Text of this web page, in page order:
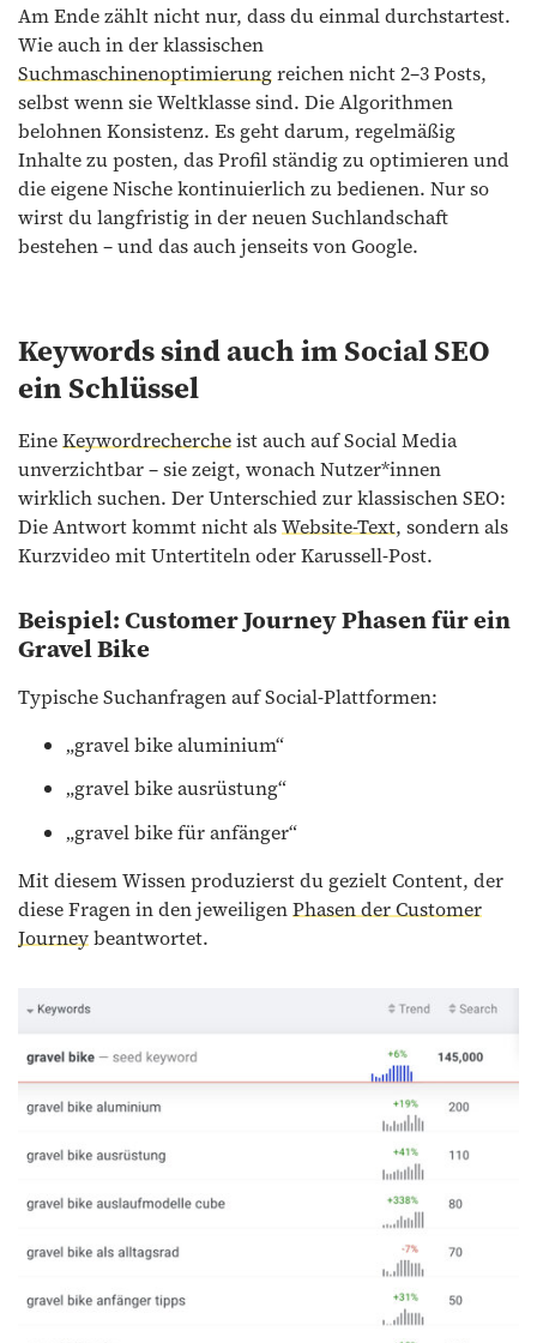
Am Ende zählt nicht nur, dass du einmal durchstartest.
Wie auch in der klassischen
Suchmaschinenoptimierungreichen nicht 2–3 Posts,
selbst wenn sie Weltklasse sind. Die Algorithmen
belohnen Konsistenz. Es geht darum, regelmäßig
Inhalte zu posten, das Profil ständig zu optimieren und
die eigene Nische kontinuierlich zu bedienen. Nur so
wirst du langfristig in der neuen Suchlandschaft
bestehen – und das auch jenseits von Google.
Keywords sind auch im Social SEO
ein Schlüssel
EineKeywordrechercheist auch auf Social Media
unverzichtbar – sie zeigt, wonach Nutzer*innen
wirklich suchen. Der Unterschied zur klassischen SEO:
Die Antwort kommt nicht alsWebsite-Text, sondern als
Kurzvideo mit Untertiteln oder Karussell-Post.
Beispiel:Customer Journey Phasen für ein
Gravel Bike
Typische Suchanfragen auf Social-Plattformen:
„gravel bike aluminium“
„gravel bike ausrüstung“
„gravel bike für anfänger“
Mit diesem Wissen produzierst du gezielt Content, der
diese Fragen in den jeweiligenPhasen der Customer
Journeybeantwortet.